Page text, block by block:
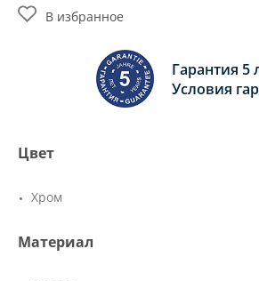
Гарантия 5
Условия
В избранное
Цвет
Хром
Материал